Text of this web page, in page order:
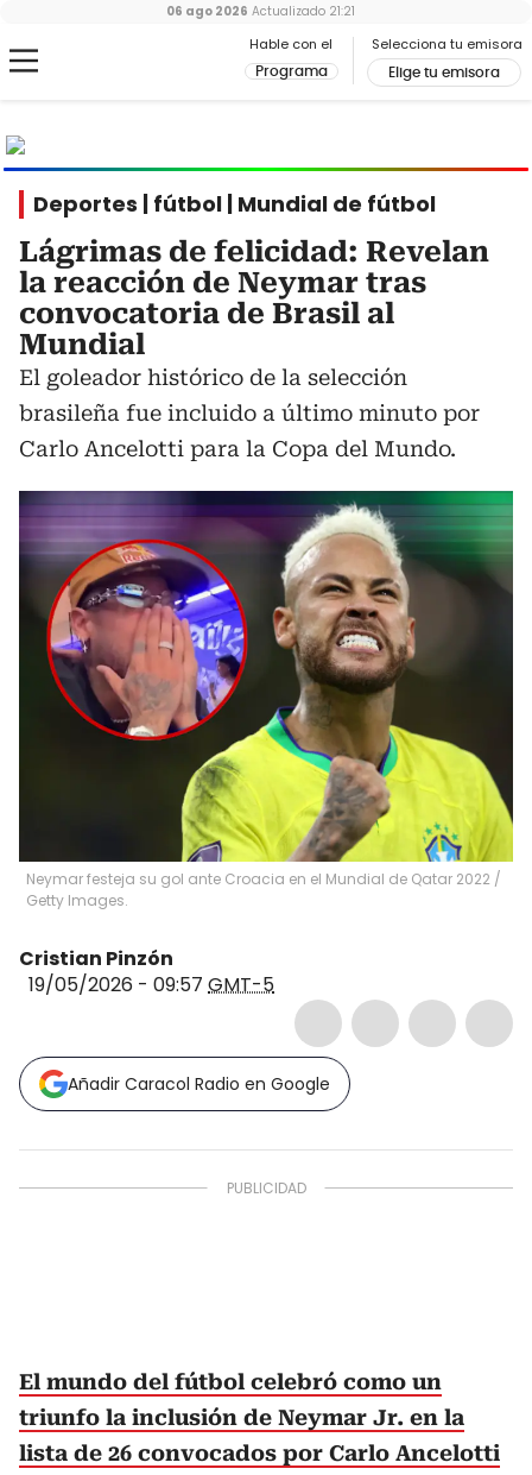
Hable con el
Programa
Selecciona tu emisora
Elige tu emisora
06 ago 2026 Actualizado 21:21
Deportes | fútbol | Mundial de fútbol
Lágrimas de felicidad: Revelan
la reacción de Neymar tras
convocatoria de Brasil al
Mundial
El goleador histórico de la selección
brasileña fue incluido a último minuto por
Carlo Ancelotti para la Copa del Mundo.
Neymar festeja su gol ante Croacia en el Mundial de Qatar 2022 /
Getty Images.
Cristian Pinzón
19/05/2026 - 09:57 GMT-5
Añadir Caracol Radio en Google
El mundo del fútbol celebró como un
triunfo la inclusión de Neymar Jr. en la
lista de 26 convocados por Carlo Ancelotti